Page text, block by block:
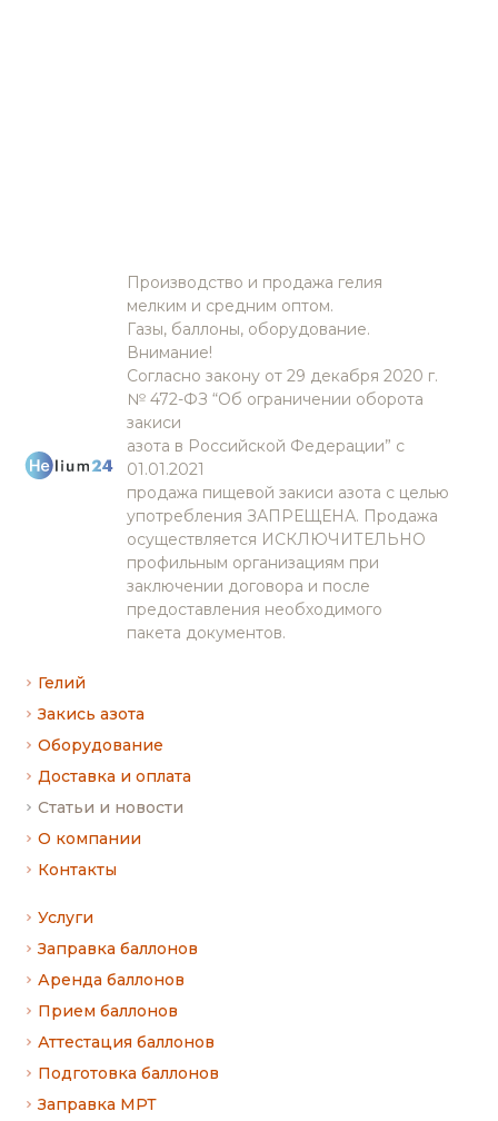
Производство и продажа гелия
мелким и средним оптом.
Газы, баллоны, оборудование.
Внимание!
Согласно закону от 29 декабря 2020 г.
№ 472-ФЗ “Об ограничении оборота
закиси
азота в Российской Федерации” с
01.01.2021
продажа пищевой закиси азота с целью
употребления ЗАПРЕЩЕНА. Продажа
осуществляется ИСКЛЮЧИТЕЛЬНО
профильным организациям при
заключении договора и после
предоставления необходимого
пакета документов.
Гелий
Закись азота
Оборудование
Доставка и оплата
Статьи и новости
О компании
Контакты
Услуги
Заправка баллонов
Аренда баллонов
Прием баллонов
Аттестация баллонов
Подготовка баллонов
Заправка МРТ